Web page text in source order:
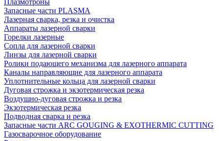
Плазмотроны
Запасные части PLASMA
Лазерная сварка, резка и очистка
Аппараты лазерной сварки
Горелки лазерные
Сопла для лазерной сварки
Линзы для лазерной сварки
Ролики подающего механизма для лазерного аппарата
Каналы направляющие для лазерного аппарата
Уплотнительные кольца для лазерной сварки
Дуговая строжка и экзотермическая резка
Воздушно-дуговая строжка и резка
Экзотермическая резка
Подводная сварка и резка
Запасные части ARC GOUGING & EXOTHERMIC CUTTING
Газосварочное оборудование